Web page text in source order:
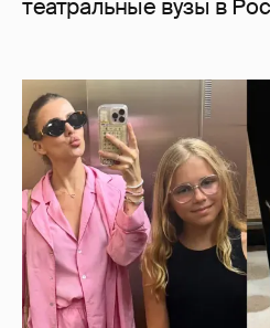
Внучки Светланы и
отдыхают в Испании с
27